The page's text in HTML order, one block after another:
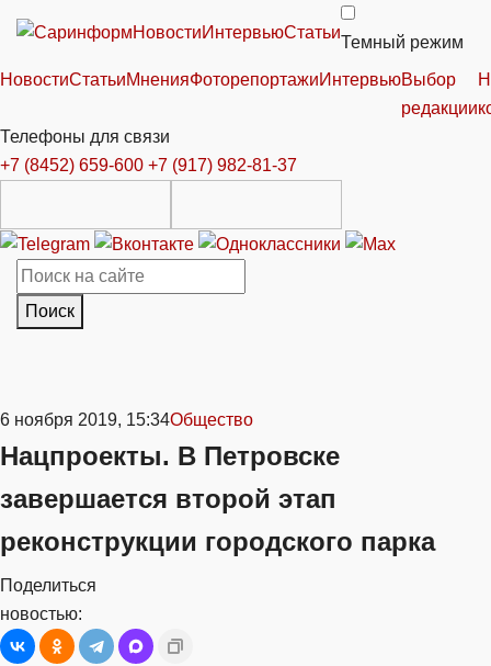
НовостиИнтервьюСтатьи
Темный режим
НовостиСтатьиМненияФоторепортажиИнтервьюВыбор
редакции
Телефоны для связи
+7 (8452) 659-600 +7 (917) 982-81-37
Поиск
6 ноября 2019, 15:34Общество
Нацпроекты. В Петровске
завершается второй этап
реконструкции городского парка
Поделиться
новостью: